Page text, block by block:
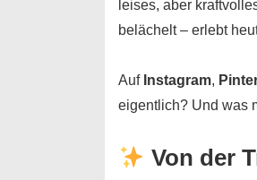
leises, aber
belächelt – erlebt
Auf Instagram,
eigentlich? Und was
Von der